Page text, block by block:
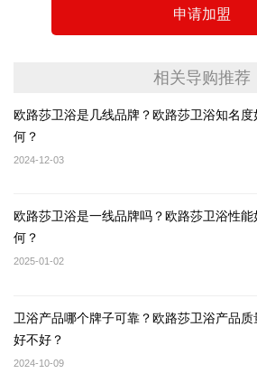
申请加盟
相关导购推荐
欧路莎卫浴是几线品牌？欧路莎卫浴知名度
何？
2024-12-03
欧路莎卫浴是一线品牌吗？欧路莎卫浴性能
何？
2025-01-02
卫浴产品哪个牌子可靠？欧路莎卫浴产品质
好不好？
2024-10-09